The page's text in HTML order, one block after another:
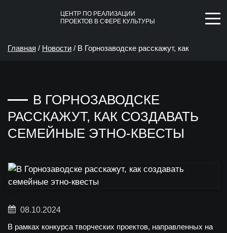
ЦЕНТР ПО РЕАЛИЗАЦИИ
ПРОЕКТОВ В СФЕРЕ КУЛЬТУРЫ
Главная / Новости / В Горнозаводске расскажут, как
В ГОРНОЗАВОДСКЕ
РАССКАЖУТ, КАК СОЗДАВАТЬ
СЕМЕЙНЫЕ ЭТНО-КВЕСТЫ
08.10.2024
В рамках конкурса творческих проектов, направленных на